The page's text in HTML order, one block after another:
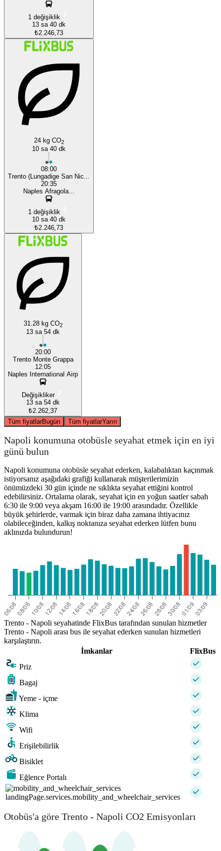
1 değişiklik
13 sa 40 dk
₺2.246,73
24 kg CO2
10 sa 40 dk
08:00
Trento (Lungadige San Nic...
20:35
Naples Afragola...
1 değişiklik
10 sa 40 dk
₺2.246,73
31.28 kg CO2
13 sa 54 dk
20:00
Trento Monte Grappa
12:05
Naples International Airp
Değişikliker
13 sa 54 dk
₺2.262,37
Tüm fiyatlarBugün Tüm fiyatlarYarın
Napoli konumuna otobüsle seyahat etmek için en iyi
günü bulun
Napoli konumuna otobüsle seyahat ederken, kalabalıktan kaçınmak
istiyorsanız aşağıdaki grafiği kullanarak müşterilerimizin
önümüzdeki 30 gün içinde ne sıklıkta seyahat ettiğini kontrol
edebilirsiniz. Ortalama olarak, seyahat için en yoğun saatler sabah
6:30 ile 9:00 veya akşam 16:00 ile 19:00 arasındadır. Özellikle
büyük şehirlerde, varmak için biraz daha zamana ihtiyacınız
olabileceğinden, kalkış noktanıza seyahat ederken lütfen bunu
aklınızda bulundurun!
Trento - Napoli seyahatinde FlixBus tarafından sunulan hizmetler
Trento - Napoli arası bus ile seyahat ederken sunulan hizmetleri
karşılaştırın.
İmkanlar
FlixBus
Priz
Bagaj
Yeme - içme
Klima
Wifi
Erişilebilirlik
Bisiklet
Eğlence Portalı
landingPage.services.mobility_and_wheelchair_services
Otobüs'a göre Trento - Napoli CO2 Emisyonları